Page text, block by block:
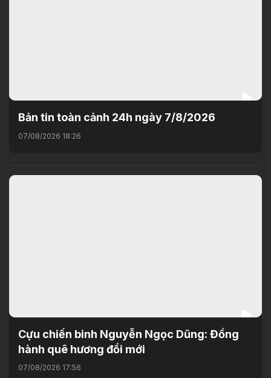
Bản tin toàn cảnh 24h ngày 7/8/2026
07/08/2026 18:26
Cựu chiến binh Nguyễn Ngọc Dũng: Đồng
hành quê hương đổi mới
07/08/2026 17:56